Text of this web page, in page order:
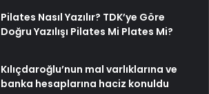
Pilates Nasıl Yazılır? TDK’ye Göre
Doğru Yazılışı Pilates Mi Plates Mi?
Kılıçdaroğlu’nun mal varlıklarına ve
banka hesaplarına haciz konuldu